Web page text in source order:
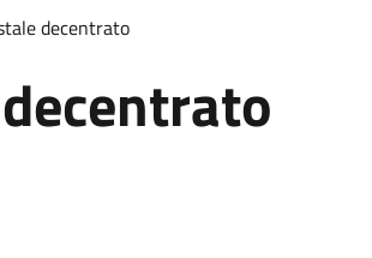
decentrato